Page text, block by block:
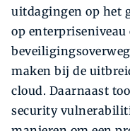
uitdagingen op het
op enterpriseniveau
maken bij de
cloud. Daarnaast
security